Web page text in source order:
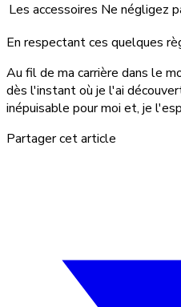
Les accessoires Ne négligez
En respectant ces quelques
Au fil de ma carrière dans le
dès l'instant où je l'ai
inépuisable pour moi et, je
Partager cet article